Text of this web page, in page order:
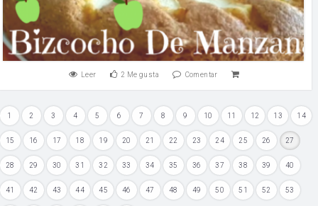
Leer 2 Me gusta Comentar
1 2 3 4 5 6 7 8 9 10 11 12 13 14
15 16 17 18 19 20 21 22 23 24 25 26 27
28 29 30 31 32 33 34 35 36 37 38 39 40
41 42 43 44 45 46 47 48 49 50 51 52 53